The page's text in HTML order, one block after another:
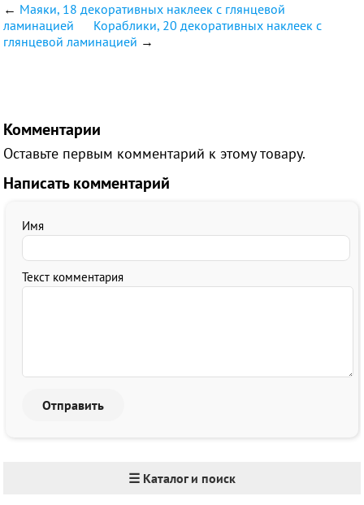
← Маяки, 18 декоративных наклеек с глянцевой
ламинацией
Кораблики, 20 декоративных наклеек с
глянцевой ламинацией →
Комментарии
Оставьте первым комментарий к этому товару.
Написать комментарий
Имя
Текст комментария
☰ Каталог и поиск